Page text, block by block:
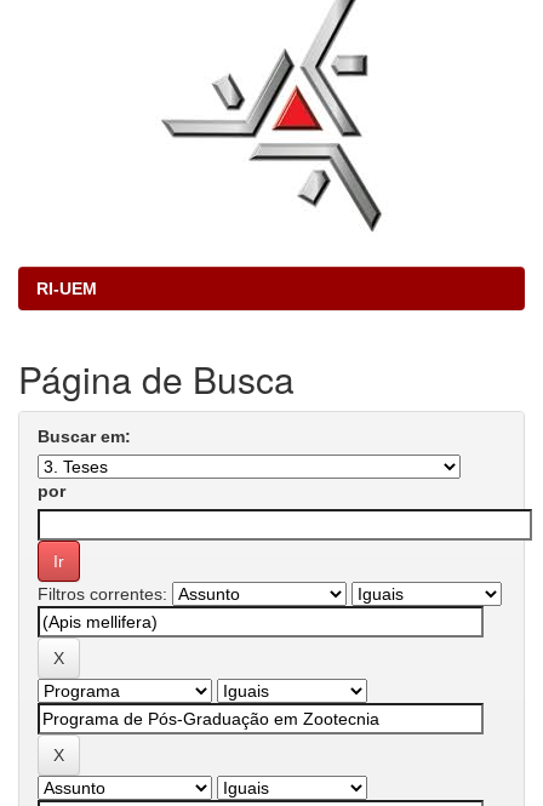
RI-UEM
Página de Busca
Buscar em:
por
Filtros correntes: